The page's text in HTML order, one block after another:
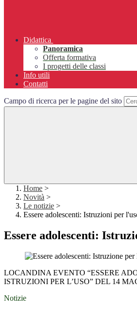
Didattica
Panoramica
Offerta formativa
I progetti delle classi
Info utili
Contatti
Campo di ricerca per le pagine del sito
Home >
Novità >
Le notizie >
Essere adolescenti: Istruzioni per
Essere adolescenti:
LOCANDINA EVENTO “ESSERE
ISTRUZIONI PER L’USO” DEL 14
Notizie